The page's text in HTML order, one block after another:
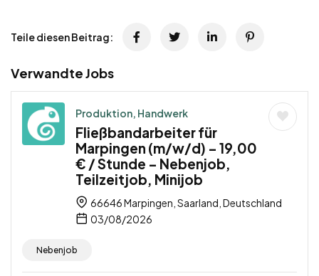
Teile diesen Beitrag:
Verwandte Jobs
Produktion, Handwerk
Fließbandarbeiter für
Marpingen (m/w/d) – 19,00
€ / Stunde – Nebenjob,
Teilzeitjob, Minijob
66646 Marpingen, Saarland, Deutschland
03/08/2026
Nebenjob